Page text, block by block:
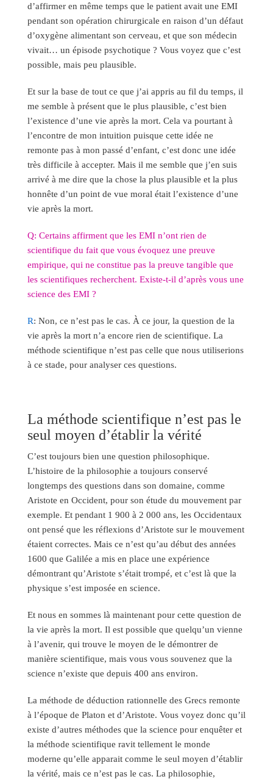
d’affirmer en même temps que le patient avait une EMI
pendant son opération chirurgicale en raison d’un défaut
d’oxygène alimentant son cerveau, et que son médecin
vivait… un épisode psychotique ? Vous voyez que c’est
possible, mais peu plausible.
Et sur la base de tout ce que j’ai appris au fil du temps, il
me semble à présent que le plus plausible, c’est bien
l’existence d’une vie après la mort. Cela va pourtant à
l’encontre de mon intuition puisque cette idée ne
remonte pas à mon passé d’enfant, c’est donc une idée
très difficile à accepter. Mais il me semble que j’en suis
arrivé à me dire que la chose la plus plausible et la plus
honnête d’un point de vue moral était l’existence d’une
vie après la mort.
Q: Certains affirment que les EMI n’ont rien de
scientifique du fait que vous évoquez une preuve
empirique, qui ne constitue pas la preuve tangible que
les scientifiques recherchent. Existe-t-il d’après vous une
science des EMI ?
R: Non, ce n’est pas le cas. À ce jour, la question de la
vie après la mort n’a encore rien de scientifique. La
méthode scientifique n’est pas celle que nous utiliserions
à ce stade, pour analyser ces questions.
La méthode scientifique n’est pas le
seul moyen d’établir la vérité
C’est toujours bien une question philosophique.
L’histoire de la philosophie a toujours conservé
longtemps des questions dans son domaine, comme
Aristote en Occident, pour son étude du mouvement par
exemple. Et pendant 1 900 à 2 000 ans, les Occidentaux
ont pensé que les réflexions d’Aristote sur le mouvement
étaient correctes. Mais ce n’est qu’au début des années
1600 que Galilée a mis en place une expérience
démontrant qu’Aristote s’était trompé, et c’est là que la
physique s’est imposée en science.
Et nous en sommes là maintenant pour cette question de
la vie après la mort. Il est possible que quelqu’un vienne
à l’avenir, qui trouve le moyen de le démontrer de
manière scientifique, mais vous vous souvenez que la
science n’existe que depuis 400 ans environ.
La méthode de déduction rationnelle des Grecs remonte
à l’époque de Platon et d’Aristote. Vous voyez donc qu’il
existe d’autres méthodes que la science pour enquêter et
la méthode scientifique ravit tellement le monde
moderne qu’elle apparait comme le seul moyen d’établir
la vérité, mais ce n’est pas le cas. La philosophie,